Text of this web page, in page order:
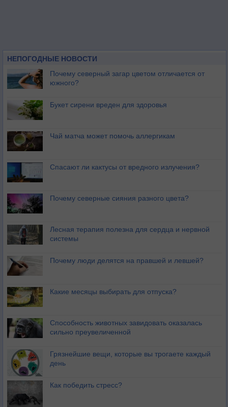
НЕПОГОДНЫЕ НОВОСТИ
Почему северный загар цветом отличается от
южного?
Букет сирени вреден для здоровья
Чай матча может помочь аллергикам
Спасают ли кактусы от вредного излучения?
Почему северные сияния разного цвета?
Лесная терапия полезна для сердца и нервной
системы
Почему люди делятся на правшей и левшей?
Какие месяцы выбирать для отпуска?
Способность животных завидовать оказалась
сильно преувеличенной
Грязнейшие вещи, которые вы трогаете каждый
день
Как победить стресс?